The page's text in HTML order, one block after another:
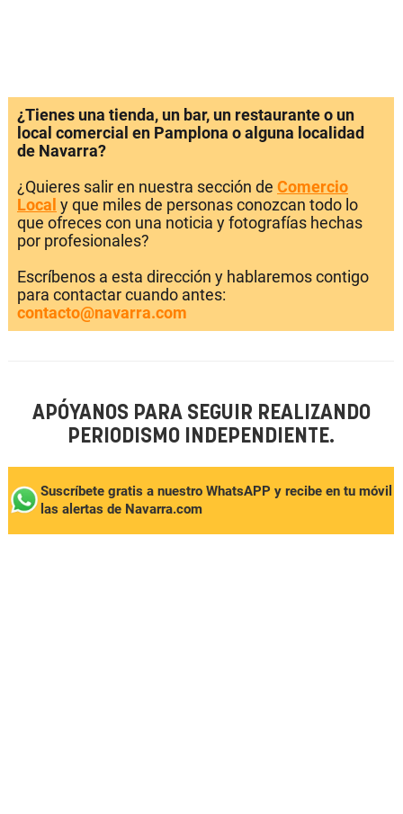
¿Tienes una tienda, un bar, un restaurante o un
local comercial en Pamplona o alguna localidad
de Navarra?
¿Quieres salir en nuestra sección de Comercio
Local y que miles de personas conozcan todo lo
que ofreces con una noticia y fotografías hechas
por profesionales?
Escríbenos a esta dirección y hablaremos contigo
para contactar cuando antes:
contacto@navarra.com
APÓYANOS PARA SEGUIR REALIZANDO
PERIODISMO INDEPENDIENTE.
Suscríbete gratis a nuestro WhatsAPP y recibe en tu móvil
las alertas de Navarra.com